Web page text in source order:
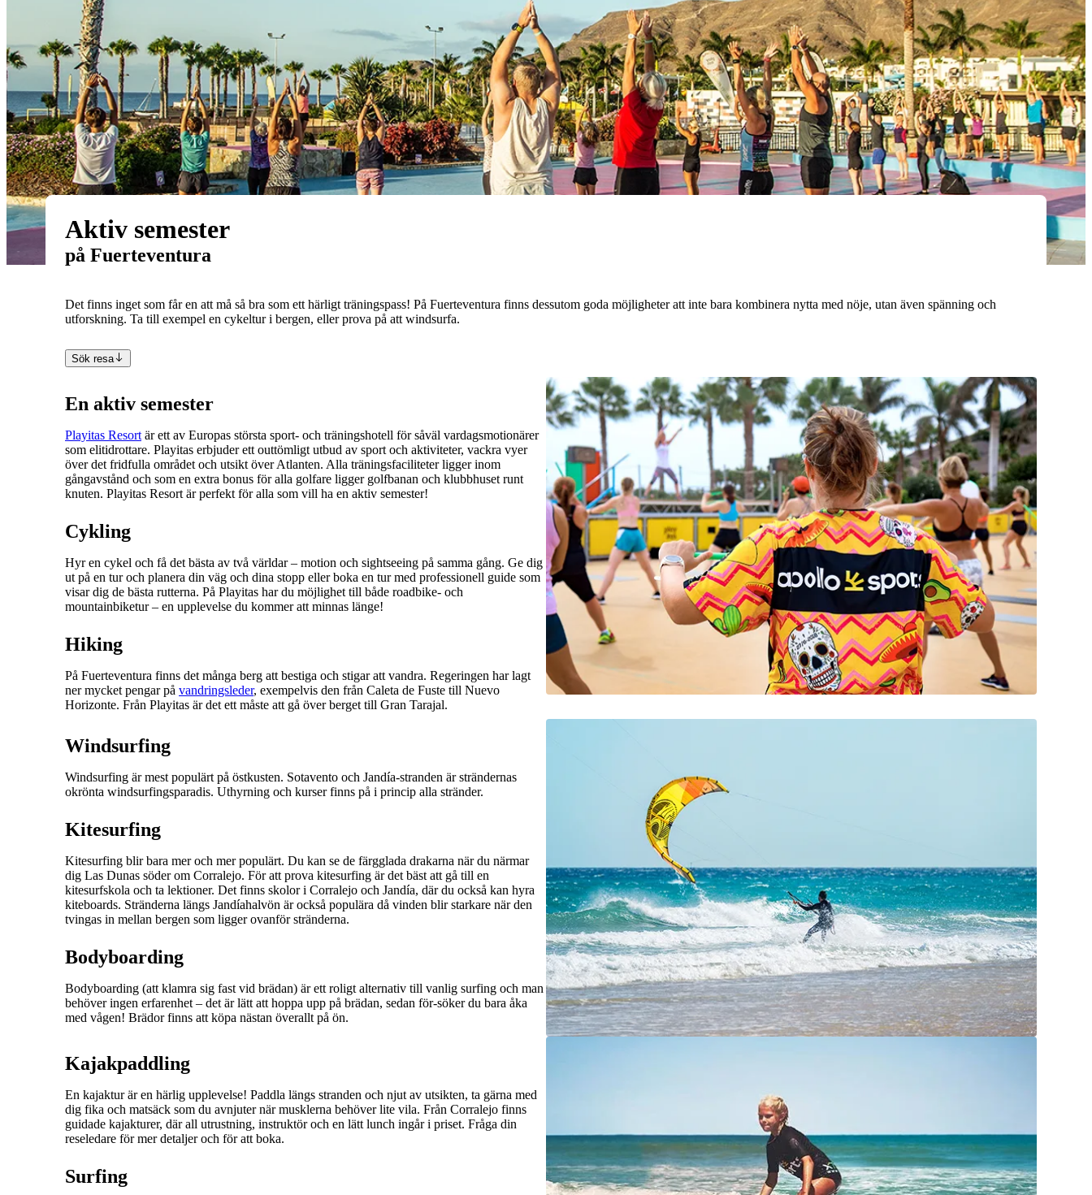
Aktiv semester
på Fuerteventura
Det finns inget som får en att må så bra som ett härligt träningspass! På Fuerteventura finns dessutom goda möjligheter att inte bara kombinera nytta med nöje, utan även spänning och
utforskning. Ta till exempel en cykeltur i bergen, eller prova på att windsurfa.
Sök resa
En aktiv semester
Playitas Resort är ett av Europas största sport- och träningshotell för såväl vardagsmotionärer
som elitidrottare. Playitas erbjuder ett outtömligt utbud av sport och aktiviteter, vackra vyer
över det fridfulla området och utsikt över Atlanten. Alla träningsfaciliteter ligger inom
gångavstånd och som en extra bonus för alla golfare ligger golfbanan och klubbhuset runt
knuten. Playitas Resort är perfekt för alla som vill ha en aktiv semester!
Cykling
Hyr en cykel och få det bästa av två världar – motion och sightseeing på samma gång. Ge dig
ut på en tur och planera din väg och dina stopp eller boka en tur med professionell guide som
visar dig de bästa rutterna. På Playitas har du möjlighet till både roadbike- och
mountainbiketur – en upplevelse du kommer att minnas länge!
Hiking
På Fuerteventura finns det många berg att bestiga och stigar att vandra. Regeringen har lagt
ner mycket pengar på vandringsleder, exempelvis den från Caleta de Fuste till Nuevo
Horizonte. Från Playitas är det ett måste att gå över berget till Gran Tarajal.
Windsurfing
Windsurfing är mest populärt på östkusten. Sotavento och Jandía-stranden är strändernas
okrönta windsurfingsparadis. Uthyrning och kurser finns på i princip alla stränder.
Kitesurfing
Kitesurfing blir bara mer och mer populärt. Du kan se de färgglada drakarna när du närmar
dig Las Dunas söder om Corralejo. För att prova kitesurfing är det bäst att gå till en
kitesurfskola och ta lektioner. Det finns skolor i Corralejo och Jandía, där du också kan hyra
kiteboards. Stränderna längs Jandíahalvön är också populära då vinden blir starkare när den
tvingas in mellan bergen som ligger ovanför stränderna.
Bodyboarding
Bodyboarding (att klamra sig fast vid brädan) är ett roligt alternativ till vanlig surfing och man
behöver ingen erfarenhet – det är lätt att hoppa upp på brädan, sedan för-söker du bara åka
med vågen! Brädor finns att köpa nästan överallt på ön.
Kajakpaddling
En kajaktur är en härlig upplevelse! Paddla längs stranden och njut av utsikten, ta gärna med
dig fika och matsäck som du avnjuter när musklerna behöver lite vila. Från Corralejo finns
guidade kajakturer, där all utrustning, instruktör och en lätt lunch ingår i priset. Fråga din
reseledare för mer detaljer och för att boka.
Surfing